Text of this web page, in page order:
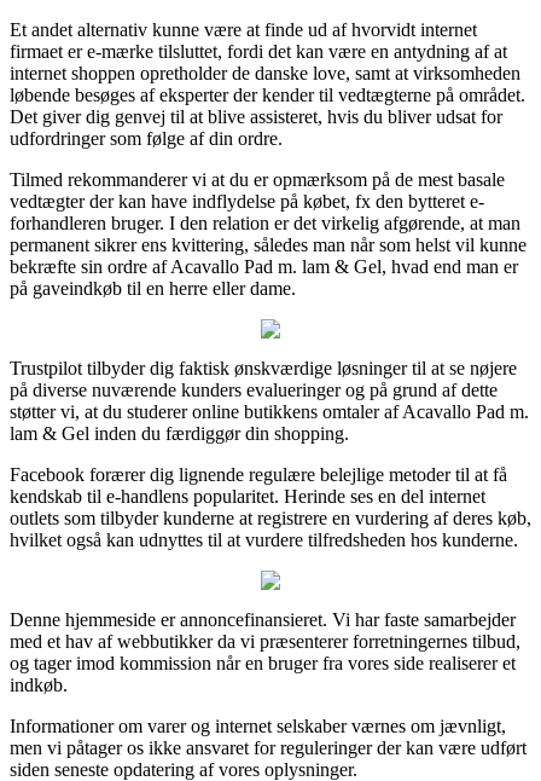
Et andet alternativ kunne være at finde ud af hvorvidt internet
firmaet er e-mærke tilsluttet, fordi det kan være en antydning af at
internet shoppen opretholder de danske love, samt at virksomheden
løbende besøges af eksperter der kender til vedtægterne på området.
Det giver dig genvej til at blive assisteret, hvis du bliver udsat for
udfordringer som følge af din ordre.
Tilmed rekommanderer vi at du er opmærksom på de mest basale
vedtægter der kan have indflydelse på købet, fx den bytteret e-
forhandleren bruger. I den relation er det virkelig afgørende, at man
permanent sikrer ens kvittering, således man når som helst vil kunne
bekræfte sin ordre af Acavallo Pad m. lam & Gel, hvad end man er
på gaveindkøb til en herre eller dame.
Trustpilot tilbyder dig faktisk ønskværdige løsninger til at se nøjere
på diverse nuværende kunders evalueringer og på grund af dette
støtter vi, at du studerer online butikkens omtaler af Acavallo Pad m.
lam & Gel inden du færdiggør din shopping.
Facebook forærer dig lignende regulære belejlige metoder til at få
kendskab til e-handlens popularitet. Herinde ses en del internet
outlets som tilbyder kunderne at registrere en vurdering af deres køb,
hvilket også kan udnyttes til at vurdere tilfredsheden hos kunderne.
Denne hjemmeside er annoncefinansieret. Vi har faste samarbejder
med et hav af webbutikker da vi præsenterer forretningernes tilbud,
og tager imod kommission når en bruger fra vores side realiserer et
indkøb.
Informationer om varer og internet selskaber værnes om jævnligt,
men vi påtager os ikke ansvaret for reguleringer der kan være udført
siden seneste opdatering af vores oplysninger.